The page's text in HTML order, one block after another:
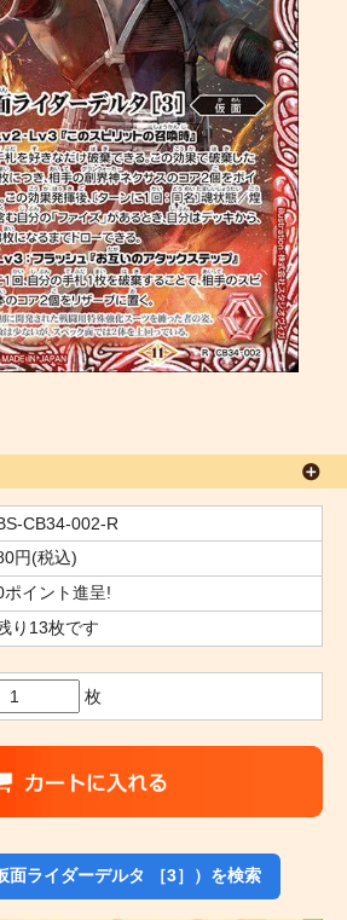
CB34-002-R
円(税込)
ポイント進呈!
り13枚です
枚
面ライダーデルタ ［3］）を検索